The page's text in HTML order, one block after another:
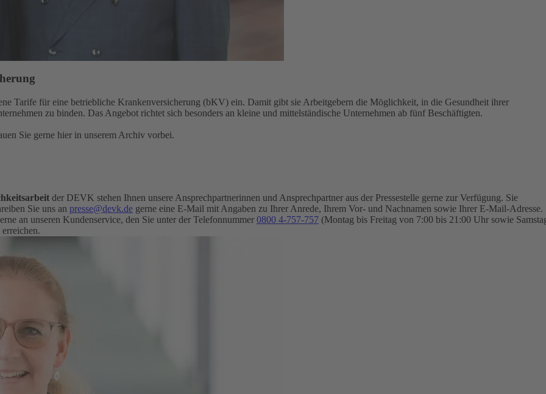
Tarife für eine betriebliche Krankenversicherung (bKV) ein. Damit gibt sie Arbeitgebern die Möglichkeit, in die Gesundheit ihrer
zu binden. Das Angebot richtet sich besonders an kleine und mittelständische Unternehmen ab fünf Beschäftigten.
Sie gerne hier in unserem Archiv vorbei.
der DEVK stehen Ihnen unsere Ansprechpartnerinnen und Ansprechpartner aus der Pressestelle gerne zur Verfügung. Sie
Sie uns an presse@devk.de gerne eine E-Mail mit Angaben zu Ihrer Anrede, Ihrem Vor- und Nachnamen sowie Ihrer E-Mail-Adresse.
an unseren Kundenservice, den Sie unter der Telefonnummer 0800 4-757-757 (Montag bis Freitag von 7:00 bis 21:00 Uhr sowie